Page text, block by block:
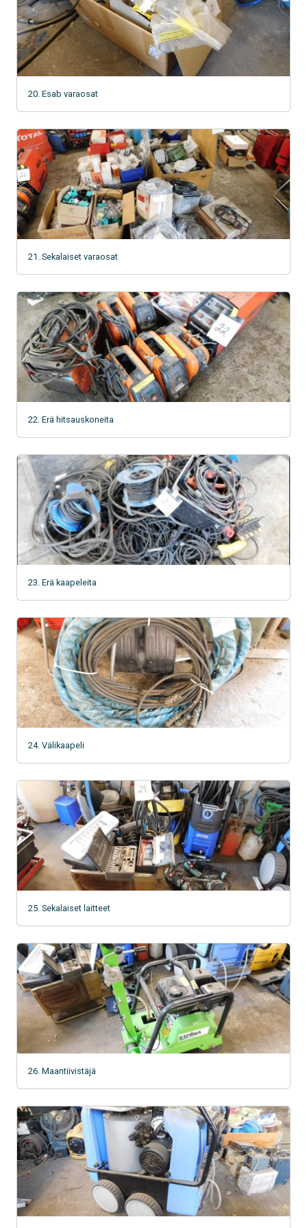
20. Esab varaosat
21. Sekalaiset varaosat
22. Erä hitsauskoneita
23. Erä kaapeleita
24. Välikaapeli
25. Sekalaiset laitteet
26. Maantiivistäjä